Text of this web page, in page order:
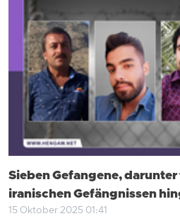
Sieben Gefangene,
iranischen Gefängnissen
15 Oktober 2025 01:41